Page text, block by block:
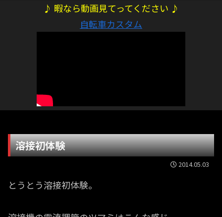
♪ 暇なら動画見てってください ♪
自転車カスタム
溶接初体験
2014.05.03
とうとう溶接初体験。